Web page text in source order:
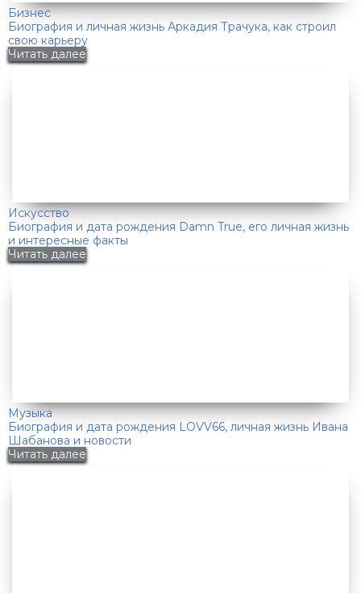
Бизнес
Биография и личная жизнь Аркадия Трачука, как строил
свою карьеру
Читать далее
Искусство
Биография и дата рождения Damn True, его личная жизнь
и интересные факты
Читать далее
Музыка
Биография и дата рождения LOVV66, личная жизнь Ивана
Шабанова и новости
Читать далее